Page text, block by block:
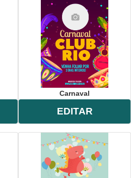
Carnaval
EDITAR